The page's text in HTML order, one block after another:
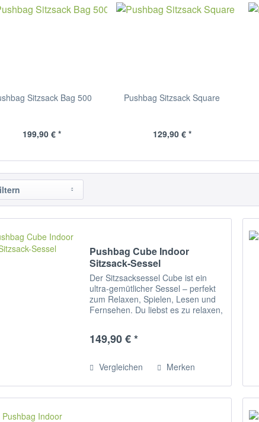
Sitzsack Bag 500
199,90 € *
Pushbag Sitzsack Square
129,90 € *
Pushbag Cube Indoor
Sitzsack-Sessel
Der Sitzsacksessel Cube ist ein
ultra-gemütlicher Sessel – perfekt
zum Relaxen, Spielen, Lesen und
Fernsehen. Du liebst es zu relaxen,
CUBE genau der Richtige! Einzeln...
149,90 € *
Vergleichen Merken